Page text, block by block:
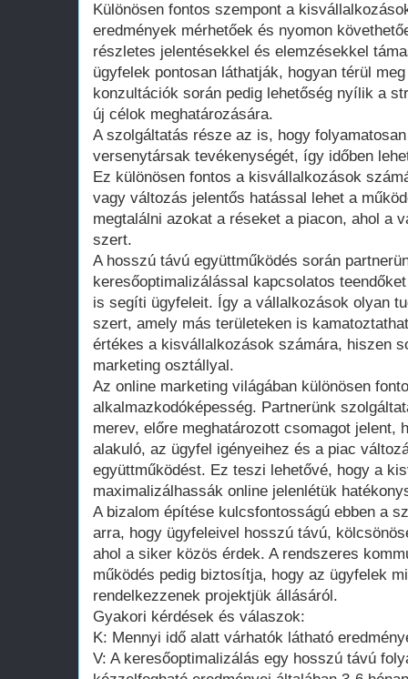
Különösen fontos szempont a
eredmények mérhetőek és nyomon
részletes jelentésekkel és elemzésekkel
ügyfelek pontosan láthatják, hogyan térül
konzultációk során pedig lehetőség nyílik a
új célok meghatározására.
A szolgáltatás része az is, hogy
versenytársak tevékenységét, így időben
Ez különösen fontos a kisvállalkozások
vagy változás jelentős hatással lehet a
megtalálni azokat a réseket a piacon, ahol a
szert.
A hosszú távú együttműködés során
keresőoptimalizálással kapcsolatos
is segíti ügyfeleit. Így a vállalkozások olyan
szert, amely más területeken is
értékes a kisvállalkozások számára, hiszen
marketing osztállyal.
Az online marketing világában különösen
alkalmazkodóképesség. Partnerünk
merev, előre meghatározott csomagot jelent,
alakuló, az ügyfel igényeihez és a piac
együttműködést. Ez teszi lehetővé, hogy a
maximalizálhassák online jelenlétük
A bizalom építése kulcsfontosságú ebben a
arra, hogy ügyfeleivel hosszú távú,
ahol a siker közös érdek. A rendszeres
működés pedig biztosítja, hogy az ügyfelek
rendelkezzenek projektjük állásáról.
Gyakori kérdések és válaszok:
K: Mennyi idő alatt várhatók látható
V: A keresőoptimalizálás egy hosszú távú